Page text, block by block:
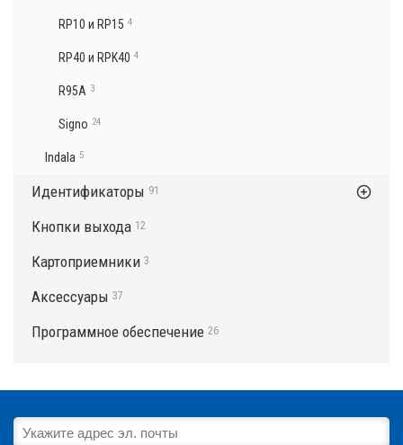
RP10 и RP15 4
RP40 и RPK40 4
R95A 3
Signo 24
Indala 5
Идентификаторы 91
Кнопки выхода 12
Картоприемники 3
Аксессуары 37
Программное обеспечение 26